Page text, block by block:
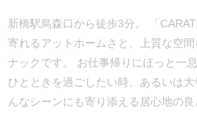
新橋駅烏森口から徒歩3分。 「
寄れるアットホームさと、上質な空
ナックです。 お仕事帰りにほっと一
ひとときを過ごしたい時、あるいは
んなシーンにも寄り添える居心地の